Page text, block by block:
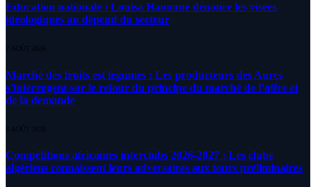
Education nationale : Louisa Hanoune dénonce les visées
idéologiques au dépend du secteur
7 AOÛT 2026
Marché des fruits est légumes : Les producteurs des Aures
s’interrogent sur le retour du principe du marché de l’offre et
de la demande
6 AOÛT 2026
Compétitions africaines interclubs 2026-2027 : Les clubs
algériens connaissent leurs adversaires aux tours préliminaires